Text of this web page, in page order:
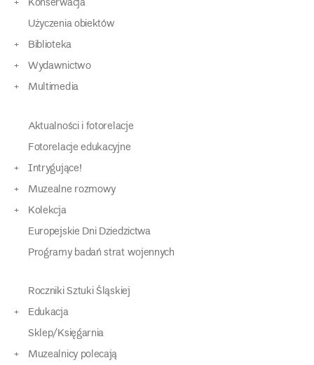
Użyczenia obiektów
Biblioteka
Wydawnictwo
Multimedia
Aktualności i fotorelacje
Fotorelacje edukacyjne
Intrygujące!
Muzealne rozmowy
Kolekcja
Europejskie Dni Dziedzictwa
Programy badań strat wojennych
Roczniki Sztuki Śląskiej
Edukacja
Sklep/Księgarnia
Muzealnicy polecają